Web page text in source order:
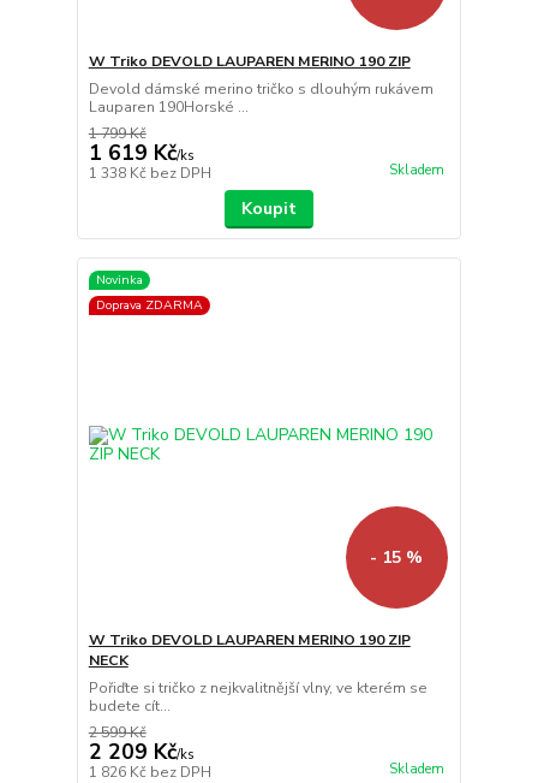
W Triko DEVOLD LAUPAREN MERINO 190 ZIP
Devold dámské merino tričko s dlouhým rukávem
Lauparen 190Horské ...
1 799 Kč
1 619 Kč/ks
1 338 Kč bez DPH Skladem
Koupit
Novinka
Doprava ZDARMA
- 15 %
W Triko DEVOLD LAUPAREN MERINO 190 ZIP
NECK
Pořiďte si tričko z nejkvalitnější vlny, ve kterém se
budete cít...
2 599 Kč
2 209 Kč/ks
1 826 Kč bez DPH Skladem